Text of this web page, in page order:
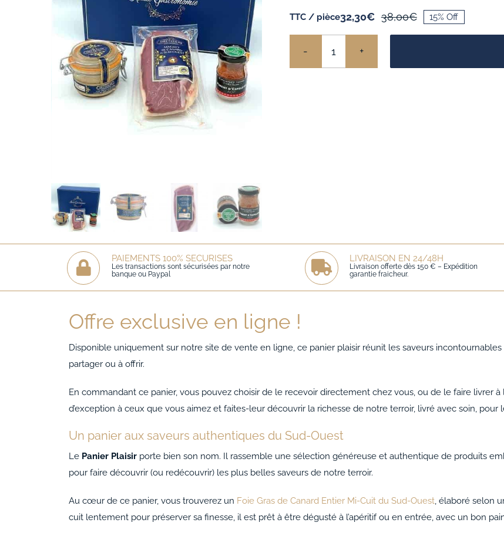
38,00€Le
prix
38,00€.
32,30€
Le
prix
32,30€.
TTC / pièce 15% Off
PAIEMENTS 100% SECURISES
Les transactions sont sécurisées par notre
banque ou Paypal
LIVRAISON EN 24/48H
Livraison offerte dès 150 € – Expédition
garantie fraicheur.
Offre exclusive en ligne !
Disponible uniquement sur notre site de vente en ligne, ce panier plaisir réunit les saveurs
partager ou à offrir.
En commandant ce panier, vous pouvez choisir de le recevoir directement chez vous, ou de le faire livrer
d’exception à ceux que vous aimez et faites-leur découvrir la richesse de notre terroir, livré avec soin, pour
Un panier aux saveurs authentiques du Sud-Ouest
Le Panier Plaisirporte bien son nom. Il rassemble une sélection généreuse et authentique de produits
pour faire découvrir (ou redécouvrir) les plus belles saveurs de notre terroir.
Au cœur de ce panier, vous trouverez un Foie Gras de Canard Entier Mi-Cuit du Sud-Ouest, élaboré selon
cuit lentement pour préserver sa finesse, il est prêt à être dégusté à l’apéritif ou en entrée, avec un bon